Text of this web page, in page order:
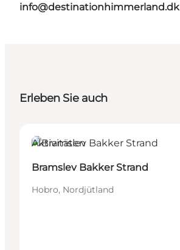
info@destinationhimmerland.dk
Erleben Sie auch
Aktivitäten
Bramslev Bakker Strand
Hobro, Nordjütland